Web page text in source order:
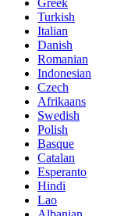
Turkish
Italian
Danish
Romanian
Indonesian
Czech
Afrikaans
Swedish
Polish
Basque
Catalan
Esperanto
Hindi
Lao